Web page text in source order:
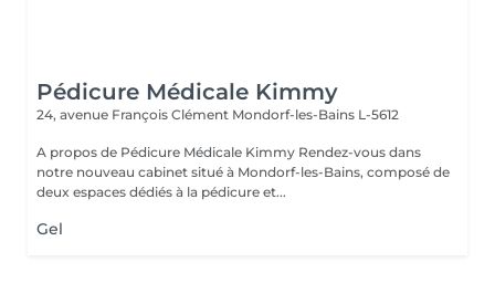
Pédicure Médicale Kimmy
24, avenue François Clément Mondorf-les-Bains L-5612
A propos de Pédicure Médicale Kimmy Rendez-vous dans
notre nouveau cabinet situé à Mondorf-les-Bains, composé de
deux espaces dédiés à la pédicure et...
Gel